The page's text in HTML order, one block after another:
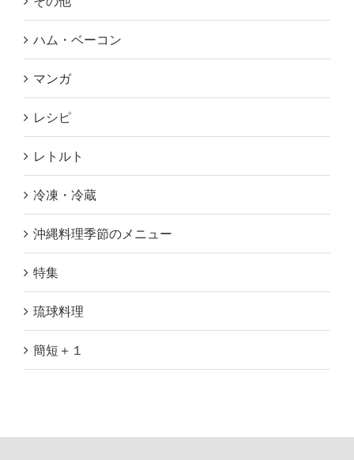
ハム・ベーコン
マンガ
レシピ
レトルト
冷凍・冷蔵
沖縄料理季節のメニュー
特集
琉球料理
簡短＋１